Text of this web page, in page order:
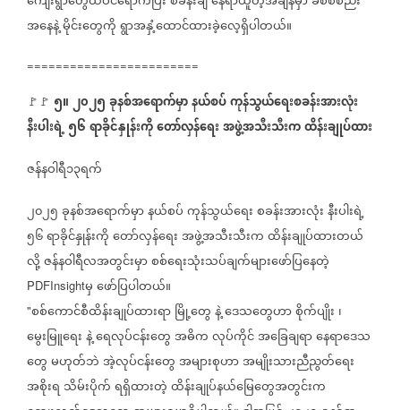
အနေနဲ့မိုင်းတွေကိုရွာအနှံ့ထောင်ထားခဲ့လေ့ရှိပါတယ်။
========================
🚩🚩 ၅။၂၀၂၅ခုနစ်အရောက်မှာနယ်စပ်ကုန်သွယ်ရေးစခန်းအားလုံး
နီးပါးရဲ့၅၆ရာခိုင်နှုန်းကိုတော်လှန်ရေးအဖွဲ့အသီးသီးကထိန်းချုပ်ထား
ဇန်နဝါရီ၁၃ရက်
၂၀၂၅ခုနစ်အရောက်မှာနယ်စပ်ကုန်သွယ်ရေးစခန်းအားလုံးနီးပါးရဲ့
၅၆ရာခိုင်နှုန်းကိုတော်လှန်ရေးအဖွဲ့အသီးသီးကထိန်းချုပ်ထားတယ်
လို့ဇန်နဝါရီလအတွင်းမှာစစ်ရေးသုံးသပ်ချက်များဖော်ပြနေတဲ့
PDFInsightမှဖော်ပြပါတယ်။
"စစ်ကောင်စီထိန်းချုပ်ထားရာမြို့တွေနဲ့ဒေသတွေဟာစိုက်ပျိုး ၊
မွေးမြူရေးနဲ့ရေလုပ်ငန်းတွေအဓိကလုပ်ကိုင်အခြေချရာနေရာဒေသ
တွေမဟုတ်ဘဲအဲ့လုပ်ငန်းတွေအများစုဟာအမျိုးသားညီညွတ်ရေး
အစိုးရ သိမ်းပိုက်ရရှိထားတဲ့ထိန်းချုပ်နယ်မြေတွေအတွင်းက